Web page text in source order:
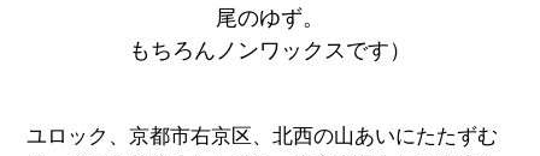
尾のゆず。
もちろんノンワックスです）
ユロック、京都市右京区、北西の山あいにたたずむ